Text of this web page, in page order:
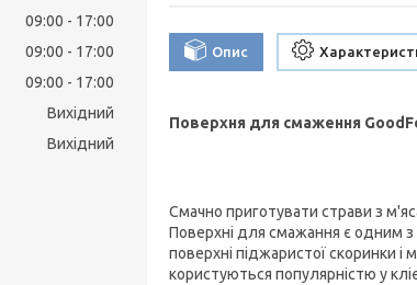
Опис
Поверхня для смаження
Смачно приготувати страви з
Поверхні для смажання є одним з
поверхні піджаристої скоринки
користуються популярністю у
09:00
17:00
09:00
17:00
09:00
17:00
Вихідний
Вихідний